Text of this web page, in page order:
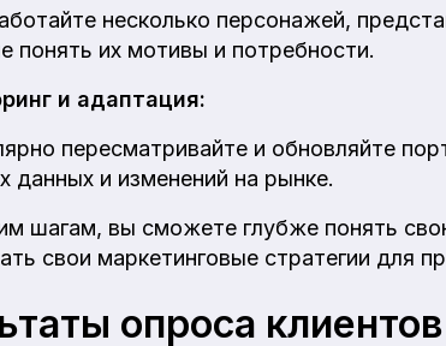
несколько персонажей,
понять их мотивы и потребности.
и адаптация:
пересматривайте и обновляйте
данных и изменений на рынке.
шагам, вы сможете глубже понять
свои маркетинговые стратегии для
опроса